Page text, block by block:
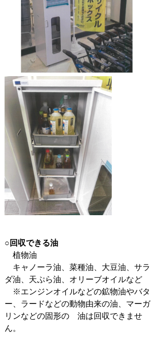
○ 回収できる油
植物油
キャノーラ油、菜種油、大豆油、サラ
ダ油、天ぷら油、オリーブオイルなど
※エンジンオイルなどの鉱物油やバタ
ー、ラードなどの動物由来の油、マーガ
リンなどの固形の 油は回収できませ
ん。